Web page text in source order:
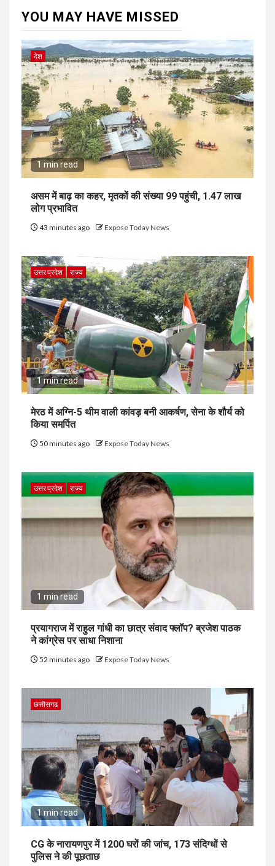
YOU MAY HAVE MISSED
देश
1 min read
असम में बाढ़ का कहर, मृतकों की संख्या 99 पहुंची, 1.47 लाख
लोग प्रभावित
43 minutes ago Expose Today News
उत्तर प्रदेश राज्य
1 min read
मेरठ में अग्नि-5 थीम वाली कांवड़ बनी आकर्षण, सेना के शौर्य को
किया समर्पित
50 minutes ago Expose Today News
उत्तर प्रदेश राज्य
1 min read
प्रयागराज में राहुल गांधी का छात्र संवाद फ्लॉप? ब्रजेश पाठक
ने कांग्रेस पर साधा निशाना
52 minutes ago Expose Today News
छत्तीसगढ
1 min read
CG के नारायणपुर में 1200 घरों की जांच, 173 संदिग्धों से
पुलिस ने की पूछताछ